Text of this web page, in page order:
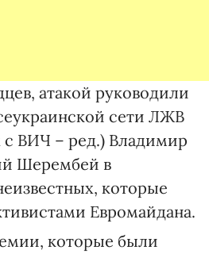
атакой руководили
сети ЛЖВ
ВИЧ – ред.) Владимир
Шерембей в
которые
Евромайдана.
которые были